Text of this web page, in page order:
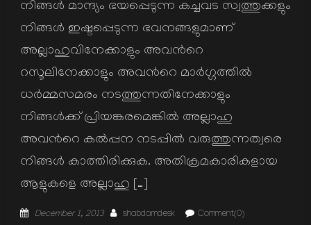
നിങ്ങള്‍ മാന്ദ്യം ഭയപ്പെടുന്ന കച്ചവട സ്വത്തുക്കളും
നിങ്ങള്‍ ഇഷ്ടപ്പെടുന്ന ഭവനങ്ങളുമാണ്
അല്ലാഹുവിനേക്കാളും അവന്‍റെ
റസൂലിനേക്കാളും അവന്‍റെ മാര്‍ഗ്ഗത്തില്‍
ധര്‍മ്മസമരം നടത്തുന്നതിനേക്കാളും
നിങ്ങള്‍ക്ക് പ്രിയങ്കരമെങ്കില്‍ അല്ലാഹു
അവന്‍റെ കല്‍പ്പന നടപ്പില്‍ വരുത്തുന്നത്വരെ
നിങ്ങള്‍ കാത്തിരിക്കുക. അതിക്രമകാരികളായ
ആളുകളെ അല്ലാഹു […]
Posted
December 1, 2013 Author
shabdamdesk Comment(0)